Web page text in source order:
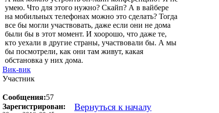
умею. Что для этого нужно? Скайп? А в вайбере
на мобильных телефонах можно это сделать? Тогда
все бы могли участвовать, даже если они не дома
были бы в этот момент. И хоорошо, что даже те,
кто уехали в другие страны, участвовали бы. А мы
бы посмотрели, как они там живут, какая
обстановка у них дома.
Вик-вик
Участник
Сообщения:57
Зарегистрирован:
Вернуться к началу